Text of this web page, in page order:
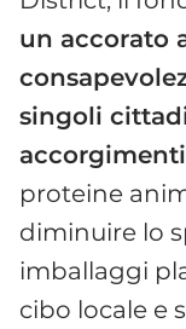
un accorato
singoli
accorgimenti
proteine
diminuire lo
imballaggi
cibo locale e